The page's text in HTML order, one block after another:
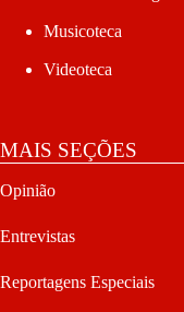
Musicoteca
Videoteca
MAIS SEÇÕES
Opinião
Entrevistas
Reportagens Especiais